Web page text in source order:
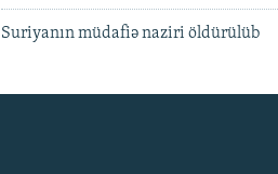
Suriyanın müdafiə naziri öldürülüb